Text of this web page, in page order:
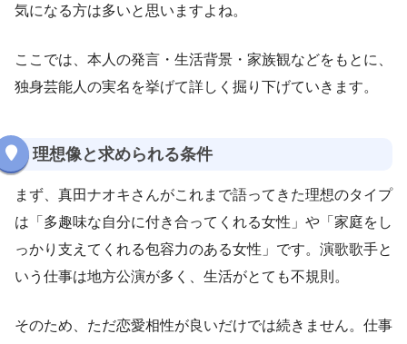
気になる方は多いと思いますよね。
ここでは、本人の発言・生活背景・家族観などをもとに、
独身芸能人の実名を挙げて詳しく掘り下げていきます。
理想像と求められる条件
まず、真田ナオキさんがこれまで語ってきた理想のタイプ
は「多趣味な自分に付き合ってくれる女性」や「家庭をし
っかり支えてくれる包容力のある女性」です。演歌歌手と
いう仕事は地方公演が多く、生活がとても不規則。
そのため、ただ恋愛相性が良いだけでは続きません。仕事